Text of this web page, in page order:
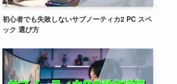
初心者でも失敗しないサブノーティカ2 PC スペ
ック 選び方